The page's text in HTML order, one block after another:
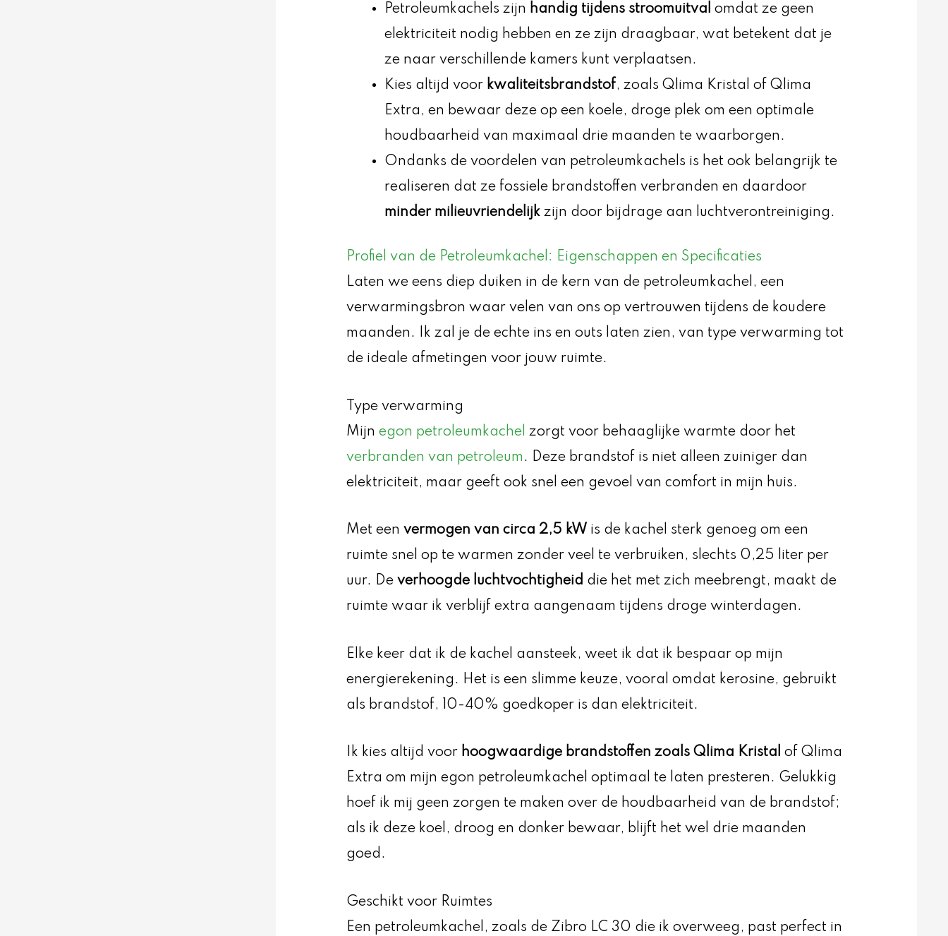
Petroleumkachels zijn handig tijdens stroomuitval omdat ze geen
elektriciteit nodig hebben en ze zijn draagbaar, wat betekent dat je
ze naar verschillende kamers kunt verplaatsen.
Kies altijd voor kwaliteitsbrandstof, zoals Qlima Kristal of Qlima
Extra, en bewaar deze op een koele, droge plek om een optimale
houdbaarheid van maximaal drie maanden te waarborgen.
Ondanks de voordelen van petroleumkachels is het ook belangrijk te
realiseren dat ze fossiele brandstoffen verbranden en daardoor
minder milieuvriendelijk zijn door bijdrage aan luchtverontreiniging.
Profiel van de Petroleumkachel: Eigenschappen en Specificaties
Laten we eens diep duiken in de kern van de petroleumkachel, een
verwarmingsbron waar velen van ons op vertrouwen tijdens de koudere
maanden. Ik zal je de echte ins en outs laten zien, van type verwarming tot
de ideale afmetingen voor jouw ruimte.
Type verwarming
Mijn egon petroleumkachel zorgt voor behaaglijke warmte door het
verbranden van petroleum . Deze brandstof is niet alleen zuiniger dan
elektriciteit, maar geeft ook snel een gevoel van comfort in mijn huis.
Met een vermogen van circa 2,5 kW is de kachel sterk genoeg om een
ruimte snel op te warmen zonder veel te verbruiken, slechts 0,25 liter per
uur. De verhoogde luchtvochtigheid die het met zich meebrengt, maakt de
ruimte waar ik verblijf extra aangenaam tijdens droge winterdagen.
Elke keer dat ik de kachel aansteek, weet ik dat ik bespaar op mijn
energierekening. Het is een slimme keuze, vooral omdat kerosine, gebruikt
als brandstof, 10-40% goedkoper is dan elektriciteit.
Ik kies altijd voor hoogwaardige brandstoffen zoals Qlima Kristal of Qlima
Extra om mijn egon petroleumkachel optimaal te laten presteren. Gelukkig
hoef ik mij geen zorgen te maken over de houdbaarheid van de brandstof;
als ik deze koel, droog en donker bewaar, blijft het wel drie maanden
goed.
Geschikt voor Ruimtes
Een petroleumkachel, zoals de Zibro LC 30 die ik overweeg, past perfect in